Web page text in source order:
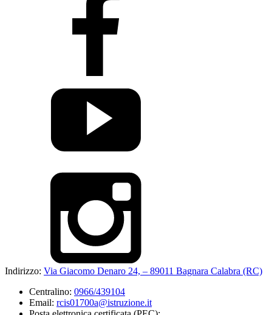
Indirizzo: Via Giacomo Denaro 24, – 89011 Bagnara Calabra (RC)
Centralino: 0966/439104
Email: rcis01700a@istruzione.it